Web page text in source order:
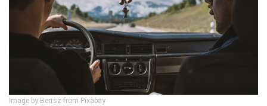
Image by Bertsz from Pixabay